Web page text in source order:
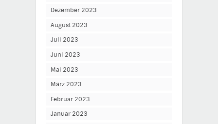
Dezember 2023
August 2023
Juli 2023
Juni 2023
Mai 2023
März 2023
Februar 2023
Januar 2023